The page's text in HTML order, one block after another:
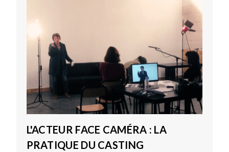
L'ACTEUR FACE CAMÉRA : LA
PRATIQUE DU CASTING